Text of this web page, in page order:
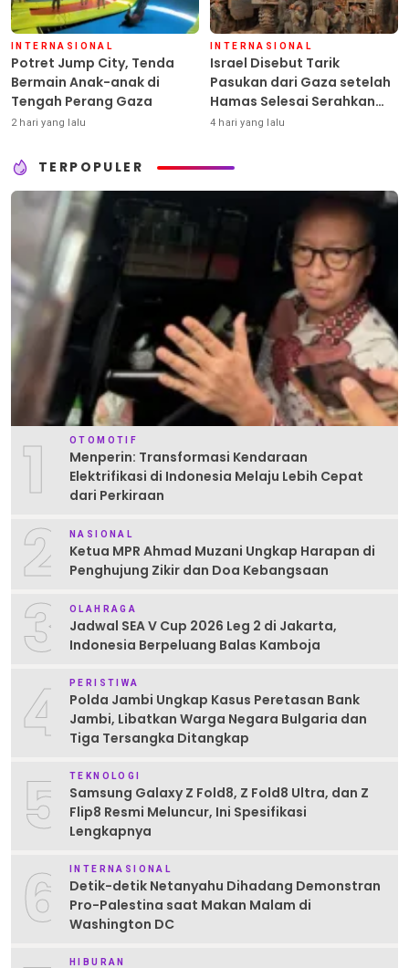
INTERNASIONAL
Potret Jump City, Tenda
Bermain Anak-anak di
Tengah Perang Gaza
2 hari yang lalu
INTERNASIONAL
Israel Disebut Tarik
Pasukan dari Gaza setelah
Hamas Selesai Serahkan
Senjata
4 hari yang lalu
TERPOPULER
1 OTOMOTIF
Menperin: Transformasi Kendaraan
Elektrifikasi di Indonesia Melaju Lebih Cepat
dari Perkiraan
2 NASIONAL
Ketua MPR Ahmad Muzani Ungkap Harapan di
Penghujung Zikir dan Doa Kebangsaan
3 OLAHRAGA
Jadwal SEA V Cup 2026 Leg 2 di Jakarta,
Indonesia Berpeluang Balas Kamboja
4 PERISTIWA
Polda Jambi Ungkap Kasus Peretasan Bank
Jambi, Libatkan Warga Negara Bulgaria dan
Tiga Tersangka Ditangkap
5 TEKNOLOGI
Samsung Galaxy Z Fold8, Z Fold8 Ultra, dan Z
Flip8 Resmi Meluncur, Ini Spesifikasi
Lengkapnya
6 INTERNASIONAL
Detik-detik Netanyahu Dihadang Demonstran
Pro-Palestina saat Makan Malam di
Washington DC
HIBURAN